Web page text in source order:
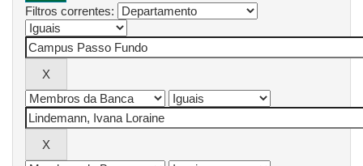
Filtros correntes: